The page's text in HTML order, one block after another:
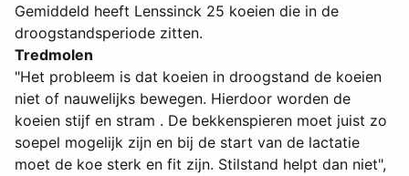
Gemiddeld heeft Lenssinck 25 koeien die in de
droogstandsperiode zitten.
Tredmolen
"Het probleem is dat koeien in droogstand de koeien
niet of nauwelijks bewegen. Hierdoor worden de
koeien stijf en stram . De bekkenspieren moet juist zo
soepel mogelijk zijn en bij de start van de lactatie
moet de koe sterk en fit zijn. Stilstand helpt dan niet",